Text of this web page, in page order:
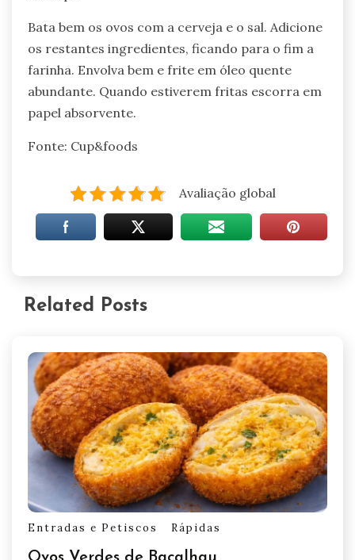
Bata bem os ovos com a cerveja e o sal. Adicione
os restantes ingredientes, ficando para o fim a
farinha. Envolva bem e frite em óleo quente
abundante. Quando estiverem fritas escorra em
papel absorvente.
Fonte: Cup&foods
Avaliação global
Related Posts
Entradas e Petiscos Rápidas